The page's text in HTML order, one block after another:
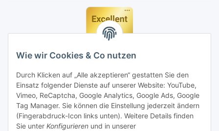
Wie wir Cookies & Co nutzen
Durch Klicken auf „Alle akzeptieren“ gestatten Sie den
Einsatz folgender Dienste auf unserer Website: YouTube,
Vimeo, ReCaptcha, Google Analytics, Google Ads, Google
Tag Manager. Sie können die Einstellung jederzeit ändern
(Fingerabdruck-Icon links unten). Weitere Details finden
Sie unter Konfigurieren und in unserer